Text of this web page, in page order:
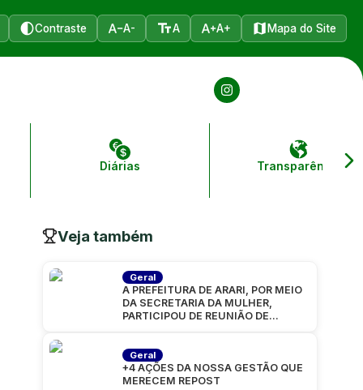
Contraste A- A A+ Mapa do Site
Diárias Transparência
Veja também
Geral
A PREFEITURA DE ARARI, POR MEIO
DA SECRETARIA DA MULHER,
PARTICIPOU DE REUNIÃO DE
Geral
+4 AÇÕES DA NOSSA GESTÃO QUE
MERECEM REPOST